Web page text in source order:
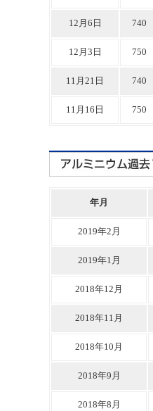
12月6日 740
12月3日 750
11月21日 740
11月16日 750
年月
2019年2月
2019年1月
2018年12月
2018年11月
2018年10月
2018年9月
2018年8月